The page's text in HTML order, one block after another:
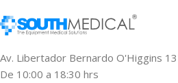
Av. Libertador Bernardo O'Higgins
De 10:00 a 18:30 hrs